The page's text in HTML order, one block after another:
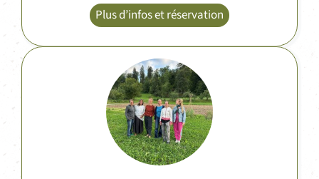
Plus d’infos et réservation